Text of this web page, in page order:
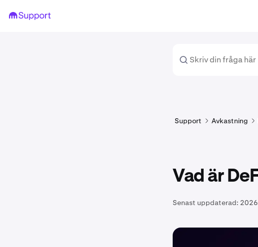
Support Avkastning
Vad är
Senast uppdaterad: